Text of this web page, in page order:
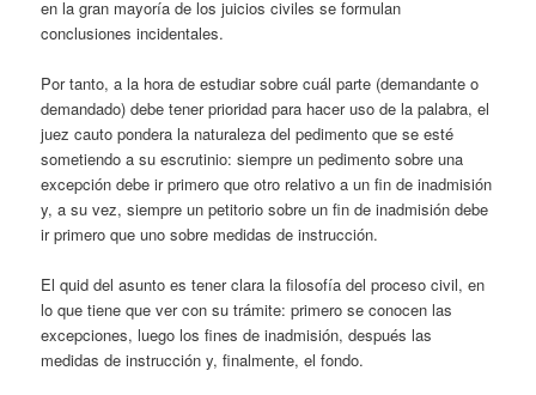
en la gran mayoría de los juicios civiles se formulan
conclusiones incidentales.
Por tanto, a la hora de estudiar sobre cuál parte (demandante o
demandado) debe tener prioridad para hacer uso de la palabra, el
juez cauto pondera la naturaleza del pedimento que se esté
sometiendo a su escrutinio: siempre un pedimento sobre una
excepción debe ir primero que otro relativo a un fin de inadmisión
y, a su vez, siempre un petitorio sobre un fin de inadmisión debe
ir primero que uno sobre medidas de instrucción.
El quid del asunto es tener clara la filosofía del proceso civil, en
lo que tiene que ver con su trámite: primero se conocen las
excepciones, luego los fines de inadmisión, después las
medidas de instrucción y, finalmente, el fondo.